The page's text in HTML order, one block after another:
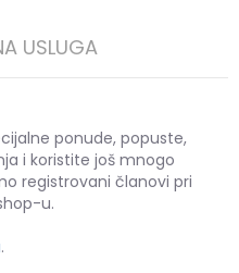
USLUGA
ponude, popuste,
i koristite još mnogo
registrovani članovi pri
u.
.